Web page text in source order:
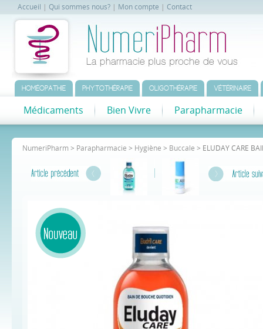
Accueil Qui sommes nous? Mon compte Contact
HOMÉOPATHIE PHYTOTHÉRAPIE OLIGOTHÉRAPIE VÉTÉRINAIRE
Médicaments Bien Vivre Parapharmacie
NumeriPharm > Parapharmacie > Hygiène > Buccale > ELUDAY CARE